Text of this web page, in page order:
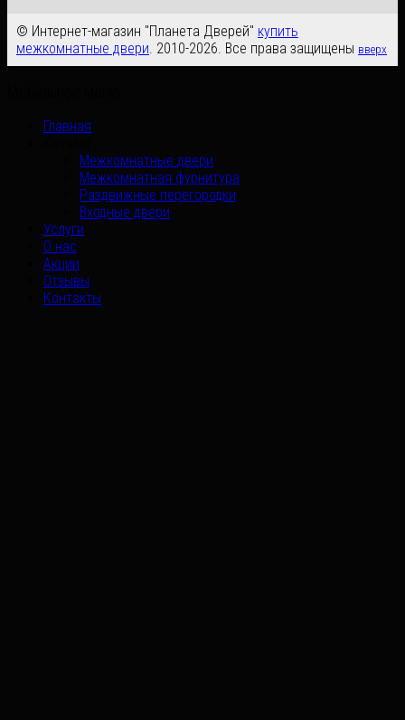
© Интернет-магазин "Планета Дверей" купить
межкомнатные двери. 2010-2026. Все права защищены вверх
Главная
Межкомнатные двери
Межкомнатная фурнитура
Раздвижные перегородки
Входные двери
Услуги
О нас
Акции
Отзывы
Контакты